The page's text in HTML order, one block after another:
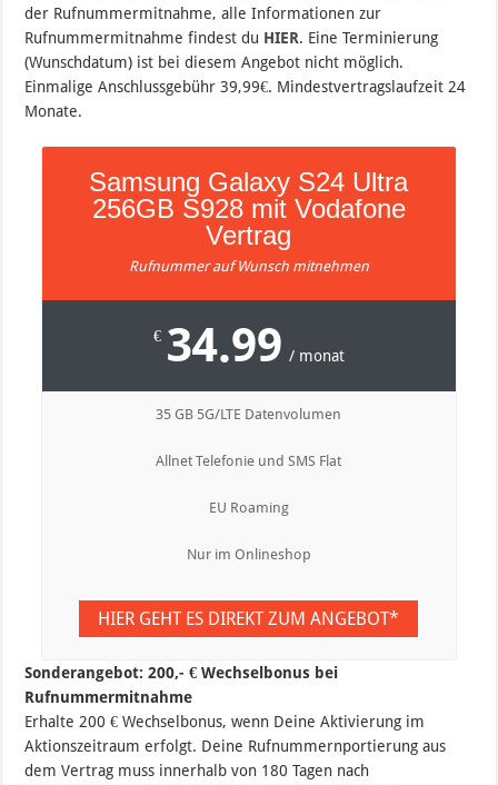
der Rufnummermitnahme, alle Informationen zur
Rufnummermitnahme findest du HIER. Eine Terminierung
(Wunschdatum) ist bei diesem Angebot nicht möglich.
Einmalige Anschlussgebühr 39,99€. Mindestvertragslaufzeit 24
Monate.
Samsung Galaxy S24 Ultra
256GB S928 mit Vodafone
Vertrag
Rufnummer auf Wunsch mitnehmen
€ 34.99 / monat
35 GB 5G/LTE Datenvolumen
Allnet Telefonie und SMS Flat
EU Roaming
Nur im Onlineshop
HIER GEHT ES DIREKT ZUM ANGEBOT*
Sonderangebot: 200,- € Wechselbonus bei
Rufnummermitnahme
Erhalte 200 € Wechselbonus, wenn Deine Aktivierung im
Aktionszeitraum erfolgt. Deine Rufnummernportierung aus
dem Vertrag muss innerhalb von 180 Tagen nach